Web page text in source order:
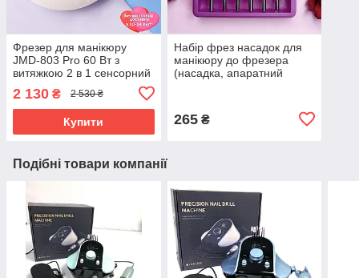
Фрезер для манікюру
JMD-803 Pro 60 Вт з
витяжкою 2 в 1 сенсорний
зняття гель лаку з
фрезами
2 130 ₴ 2 530 ₴
Купити
Набір фрез насадок для
манікюру до фрезера
(насадка, апаратний
265₴
Подібні товари компанії